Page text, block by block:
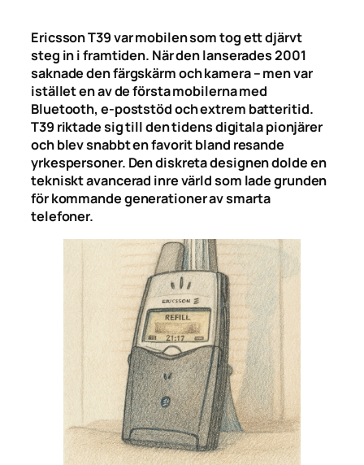
Ericsson T39 var mobilen som tog ett djärvt
steg in i framtiden. När den lanserades 2001
saknade den färgskärm och kamera – men var
istället en av de första mobilerna med
Bluetooth, e-poststöd och extrem batteritid.
T39 riktade sig till den tidens digitala pionjärer
och blev snabbt en favorit bland resande
yrkespersoner. Den diskreta designen dolde en
tekniskt avancerad inre värld som lade grunden
för kommande generationer av smarta
telefoner.